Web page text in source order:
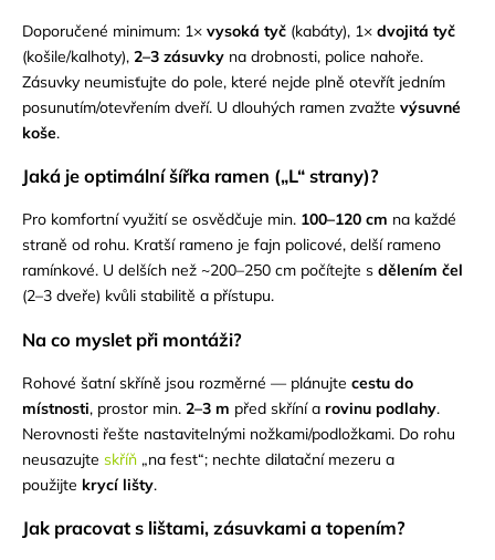
Doporučené minimum: 1× vysoká tyč (kabáty), 1× dvojitá tyč
(košile/kalhoty), 2–3 zásuvky na drobnosti, police nahoře.
Zásuvky neumisťujte do pole, které nejde plně otevřít jedním
posunutím/otevřením dveří. U dlouhých ramen zvažte výsuvné
koše.
Jaká je optimální šířka ramen („L“ strany)?
Pro komfortní využití se osvědčuje min. 100–120 cm na každé
straně od rohu. Kratší rameno je fajn policové, delší rameno
ramínkové. U delších než ~200–250 cm počítejte s dělením čel
(2–3 dveře) kvůli stabilitě a přístupu.
Na co myslet při montáži?
Rohové šatní skříně jsou rozměrné — plánujte cestu do
místnosti, prostor min. 2–3 m před skříní a rovinu podlahy.
Nerovnosti řešte nastavitelnými nožkami/podložkami. Do rohu
neusazujte skříň „na fest“; nechte dilatační mezeru a
použijte krycí lišty.
Jak pracovat s lištami, zásuvkami a topením?